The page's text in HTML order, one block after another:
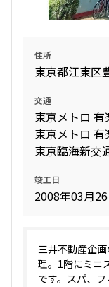
三
住所
東京都江東区
交通
東京メトロ
東京メトロ
東京臨海新交
竣工日
2008年03月
三井不動産企
理。1階にミニ
です。スパ、フ